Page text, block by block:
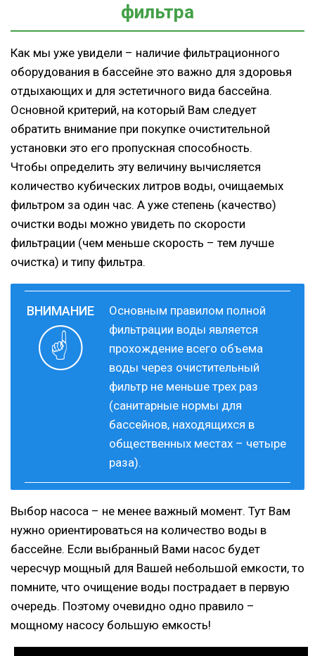
фильтра
Как мы уже увидели – наличие фильтрационного
оборудования в бассейне это важно для здоровья
отдыхающих и для эстетичного вида бассейна.
Основной критерий, на который Вам следует
обратить внимание при покупке очистительной
установки это его пропускная способность.
Чтобы определить эту величину вычисляется
количество кубических литров воды, очищаемых
фильтром за один час. А уже степень (качество)
очистки воды можно увидеть по скорости
фильтрации (чем меньше скорость – тем лучше
очистка) и типу фильтра.
Основным правилом полной
фильтрации воды является
прохождение всего объема
воды через очистительный
фильтр не меньше трех раз
(санитарные нормы для
бассейнов, находящихся в
общественных местах – четыре
раза).
Выбор насоса – не менее важный момент. Тут Вам
нужно ориентироваться на количество воды в
бассейне. Если выбранный Вами насос будет
чересчур мощный для Вашей небольшой емкости, то
помните, что очищение воды пострадает в первую
очередь. Поэтому очевидно одно правило –
мощному насосу большую емкость!